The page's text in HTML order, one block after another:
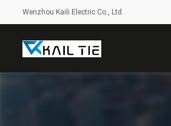
Wenzhou Kaili Electric Co., Ltd.